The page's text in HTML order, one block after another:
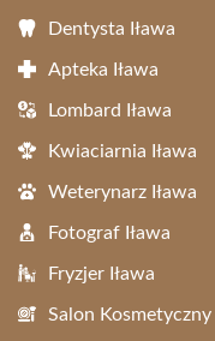
Dentysta Iława
Apteka Iława
Lombard Iława
Kwiaciarnia Iława
Weterynarz Iława
Fotograf Iława
Fryzjer Iława
Salon Kosmetyczny